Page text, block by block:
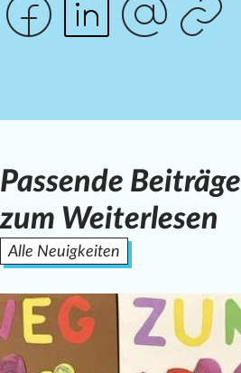
Passende Beiträge
zum Weiterlesen
Alle Neuigkeiten